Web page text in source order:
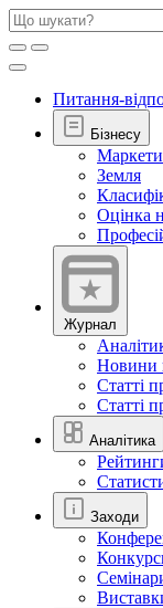
Питання-
Бізнесу
Земля
Оцінка
Журнал
Новини
Статті
Статті
Аналітика
Заходи